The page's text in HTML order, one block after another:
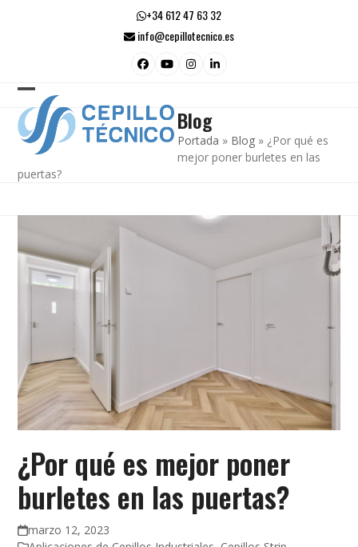
+34 612 47 63 32
info@cepillotecnico.es
Facebook
YouTubeInstagram
LinkedIn
Open
mobile
menu
Close
mobile
menu
Blog
Portada » Blog » ¿Por qué es
mejor poner burletes en las
puertas?
¿Por qué es mejor poner
burletes en las puertas?
marzo 12, 2023